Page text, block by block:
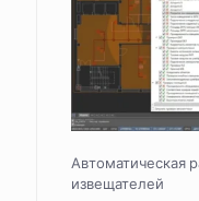
Автоматическая
извещателей